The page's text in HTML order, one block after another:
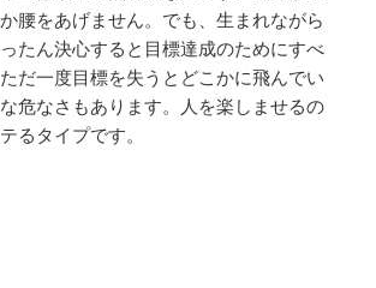
腰をあげません。でも、生まれながら
たん決心すると目標達成のためにすべ
だ一度目標を失うとどこかに飛んでい
危なさもあります。人を楽しませるの
るタイプです。